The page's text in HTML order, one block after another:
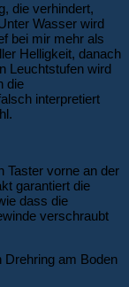
die verhindert,
Wasser wird
bei mir mehr als
Helligkeit, danach
Leuchtstufen wird
die
interpretiert
Taster vorne an der
garantiert die
dass die
verschraubt
Drehring am Boden